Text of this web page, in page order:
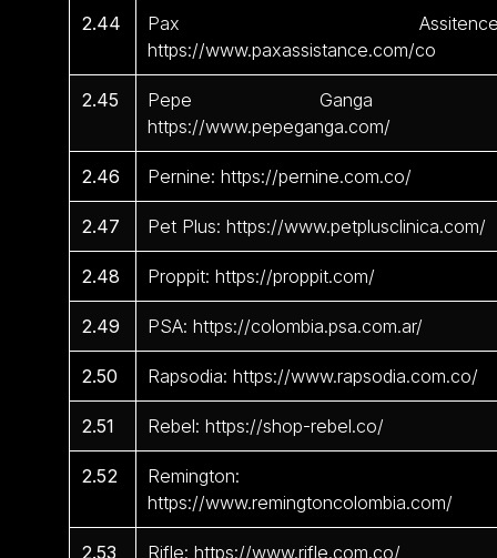
2.44
Pax
https://www.paxassistance.com/co
2.45
Pepe Ganga
https://www.pepeganga.com/
2.46 Pernine: https://pernine.com.co/
2.47 Pet Plus: https://www.petplusclinica.com/
2.48 Proppit: https://proppit.com/
2.49 PSA: https://colombia.psa.com.ar/
2.50 Rapsodia: https://www.rapsodia.com.co/
2.51 Rebel: https://shop-rebel.co/
2.52
Remington:
https://www.remingtoncolombia.com/
2.53 Rifle: https://www.rifle.com.co/